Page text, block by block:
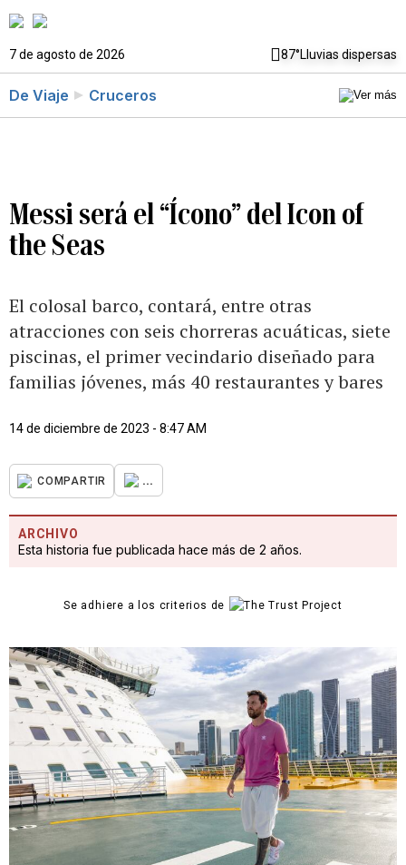
7 de agosto de 2026 87°Lluvias dispersas
De Viaje Cruceros
Messi será el “Ícono” del Icon of
the Seas
El colosal barco, contará, entre otras
atracciones con seis chorreras acuáticas, siete
piscinas, el primer vecindario diseñado para
familias jóvenes, más 40 restaurantes y bares
14 de diciembre de 2023 - 8:47 AM
COMPARTIR ...
ARCHIVO
Esta historia fue publicada hace más de 2 años.
Se adhiere a los criterios de